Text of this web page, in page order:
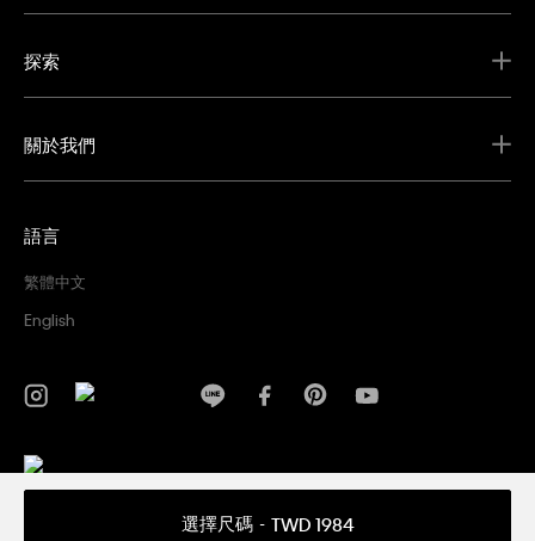
選擇尺碼 TWD 1984
探索
關於我們
語言
繁體中文
English
條款及細則